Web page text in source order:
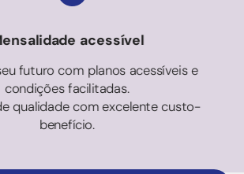
acessível
futuro com planos acessíveis e
condições facilitadas.
qualidade com excelente custo-
benefício.